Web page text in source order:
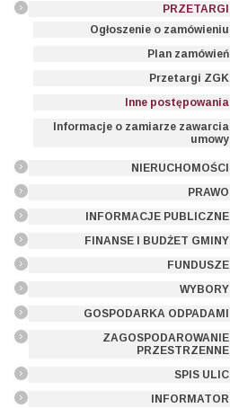
PRZETARGI
Ogłoszenie o zamówieniu
Plan zamówień
Przetargi ZGK
Inne postępowania
Informacje o zamiarze zawarcia
umowy
NIERUCHOMOŚCI
PRAWO
INFORMACJE PUBLICZNE
FINANSE I BUDŻET GMINY
FUNDUSZE
WYBORY
GOSPODARKA ODPADAMI
ZAGOSPODAROWANIE
PRZESTRZENNE
SPIS ULIC
INFORMATOR